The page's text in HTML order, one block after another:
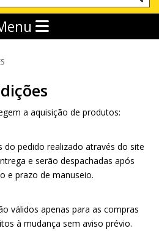
a aquisição de produtos:
do pedido realizado através do site
e serão despachadas após
e prazo de manuseio.
válidos apenas para as compras
à mudança sem aviso prévio.